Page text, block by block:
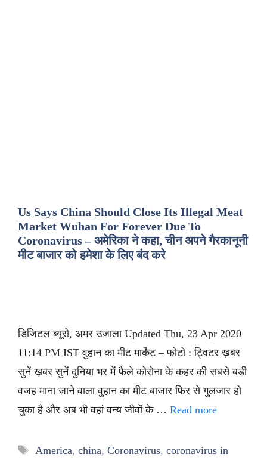
Us Says China Should Close Its Illegal Meat
Market Wuhan For Forever Due To
Coronavirus – अमेरिका ने कहा, चीन अपने गैरकानूनी
मीट बाजार को हमेशा के लिए बंद करे
डिजिटल ब्यूरो, अमर उजाला Updated Thu, 23 Apr 2020
11:14 PM IST वुहान का मीट मार्केट – फोटो : ट्विटर ख़बर
सुनें ख़बर सुनें दुनिया भर में फैले कोरोना के कहर की सबसे बड़ी
वजह माना जाने वाला वुहान का मीट बाजार फिर से गुलजार हो
चुका है और अब भी वहां वन्य जीवों के … Read more
Tags
America, china, Coronavirus, coronavirus in